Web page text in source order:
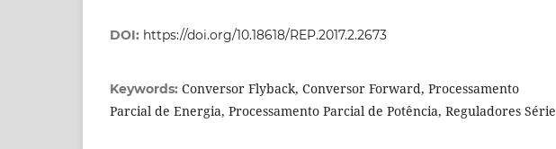
DOI: https://doi.org/10.18618/REP.2017.2.2673
Keywords: Conversor Flyback, Conversor Forward, Processamento
Parcial de Energia, Processamento Parcial de Potência, Reguladores Série